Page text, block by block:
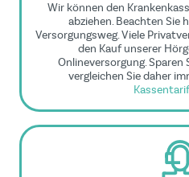
Wir können den
abziehen. Beachten Sie
Versorgungsweg. Viele
den Kauf unserer
Onlineversorgung. Sparen
vergleichen Sie daher